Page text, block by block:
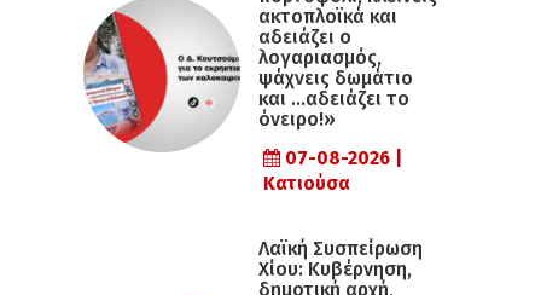
ακτοπλοϊκά και
αδειάζει ο
λογαριασμός,
ψάχνεις δωμάτιο
και …αδειάζει το
όνειρο!»
07-08-2026 |
Κατιούσα
Λαϊκή Συσπείρωση
Χίου: Κυβέρνηση,
δημοτική αρχή,